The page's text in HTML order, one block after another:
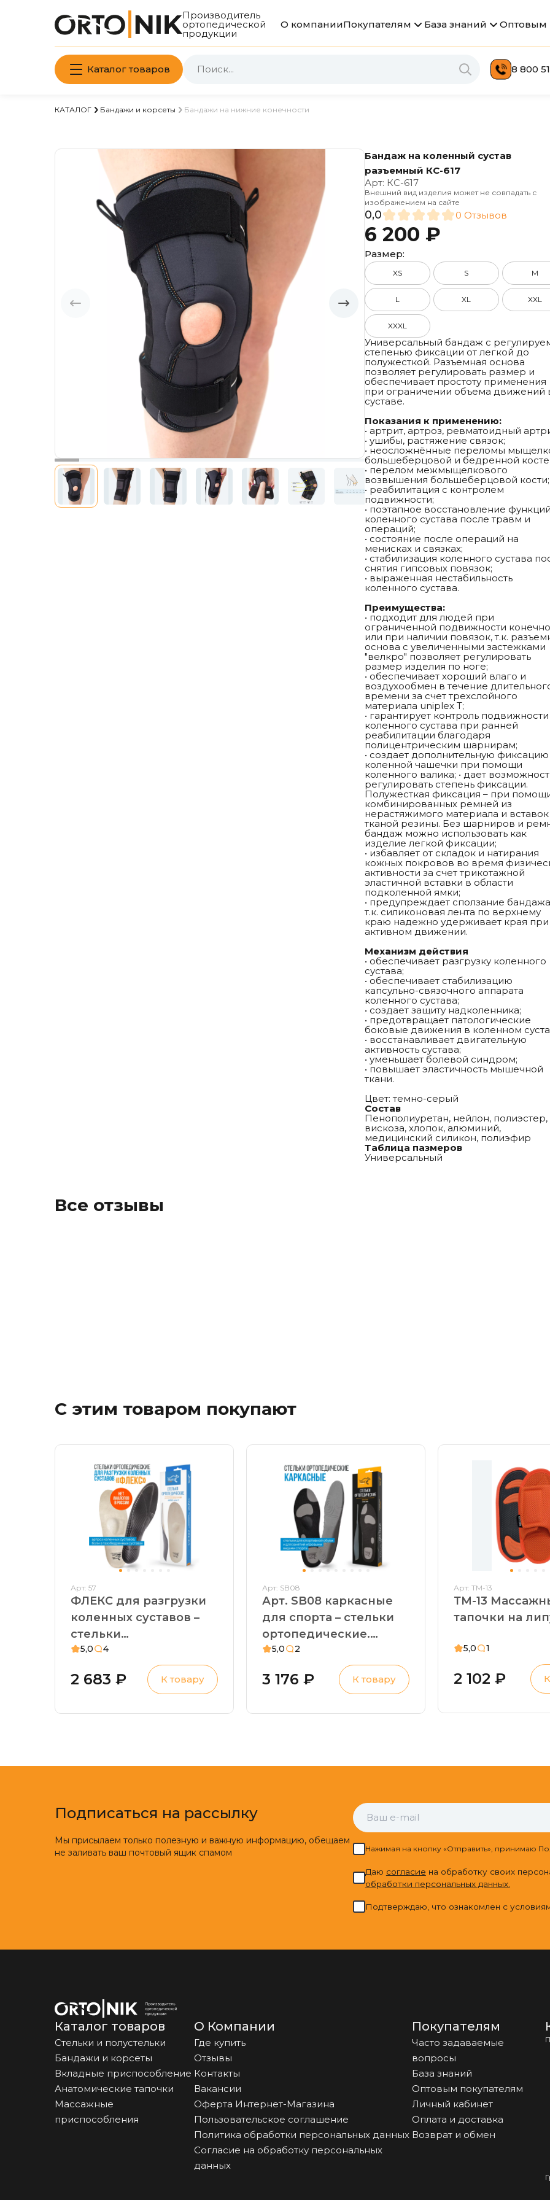
Производитель
ортопедической
продукции
О компанииПокупателям База знаний Оптовым
Каталог товаров 8 800
КАТАЛОГ Бандажи и корсеты Бандажи на нижние конечности
Бандаж на коленный сустав
разъемный КС-617
Арт: КС-617
Внешний вид изделия может не совпадать с
изображением на сайте
0,0 0 Отзывов
6 200 ₽
Размер:
XS S M
L XL XXL
XXXL
Универсальный бандаж с
степенью фиксации от легкой до
полужесткой. Разъемная основа
позволяет регулировать размер и
обеспечивает простоту применения
при ограничении объема движений
суставе.
Показания к применению:
• артрит, артроз, ревматоидный
• ушибы, растяжение связок;
• неосложнённые переломы
большеберцовой и бедренной
• перелом межмыщелкового
возвышения большеберцовой кости;
• реабилитация с контролем
подвижности;
• поэтапное восстановление функций
коленного сустава после травм и
операций;
• состояние после операций на
менисках и связках;
• стабилизация коленного сустава
снятия гипсовых повязок;
• выраженная нестабильность
коленного сустава.
Преимущества:
• подходит для людей при
ограниченной подвижности
или при наличии повязок, т.к.
основа с увеличенными застежками
"велкро" позволяет регулировать
размер изделия по ноге;
• обеспечивает хороший влаго и
воздухообмен в течение
времени за счет трехслойного
материала uniplex Т;
• гарантирует контроль подвижности
коленного сустава при ранней
реабилитации благодаря
полицентрическим шарнирам;
• создает дополнительную фиксацию
коленной чашечки при помощи
коленного валика; • дает
регулировать степень фиксации.
Полужесткая фиксация – при
комбинированных ремней из
нерастяжимого материала и вставок
тканой резины. Без шарниров и
бандаж можно использовать как
изделие легкой фиксации;
• избавляет от складок и натирания
кожных покровов во время
активности за счет трикотажной
эластичной вставки в области
подколенной ямки;
• предупреждает сползание
т.к. силиконовая лента по верхнему
краю надежно удерживает края при
активном движении.
Механизм действия
• обеспечивает разгрузку коленного
сустава;
• обеспечивает стабилизацию
капсульно-связочного аппарата
коленного сустава;
• создает защиту надколенника;
• предотвращает патологические
боковые движения в коленном
• восстанавливает двигательную
активность сустава;
• уменьшает болевой синдром;
• повышает эластичность мышечной
ткани.
Цвет: темно-серый
Состав
Пенополиуретан, нейлон, полиэстер,
вискоза, хлопок, алюминий,
медицинский силикон, полиэфир
Таблица пазмеров
Универсальный
Все отзывы
С этим товаром покупают
Арт: 57
ФЛЕКС для разгрузки
коленных суставов –
стельки
ортопедические.
сустава, боли в
установка стопы,
5,0 4
2 683 ₽ К товару
Арт: SB08
Арт. SB08 каркасные
для спорта – стельки
ортопедические.
Повышенные
плоскостопие,
5,0 2
3 176 ₽ К товару
Арт: ТМ-13
ТМ-13
тапочки на
5,0 1
2 102 ₽
Подписаться на рассылку
Мы присылаем только полезную и важную информацию, обещаем
не заливать ваш почтовый ящик спамом
Нажимая на кнопку «Отправить», принимаю
Даю cогласие на обработку своих
обработки персональных данных.
Подтверждаю, что ознакомлен с
Каталог товаров
Стельки и полустельки
Бандажи и корсеты
Вкладные приспособление
Анатомические тапочки
Массажные
приспособления
О Компании
Где купить
Отзывы
Контакты
Вакансии
Оферта Интернет-Магазина
Пользовательское соглашение
Политика обработки персональных данных
Согласие на обработку персональных
данных
Покупателям
Часто задаваемые
вопросы
База знаний
Оптовым покупателям
Личный кабинет
Оплата и доставка
Возврат и обмен